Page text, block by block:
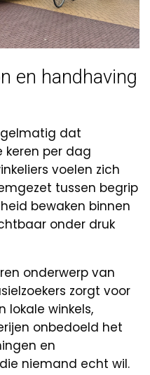
en handhaving
dat
keren per dag
voelen zich
tussen begrip
bewaken binnen
onder druk
onderwerp van
zorgt voor
lokale winkels,
onbedoeld het
en
niemand echt wil.